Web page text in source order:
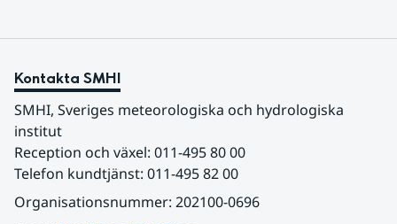
Kontakta SMHI
SMHI, Sveriges meteorologiska och hydrologiska
institut
Reception och växel: 011-495 80 00
Telefon kundtjänst: 011-495 82 00
Organisationsnummer: 202100-0696